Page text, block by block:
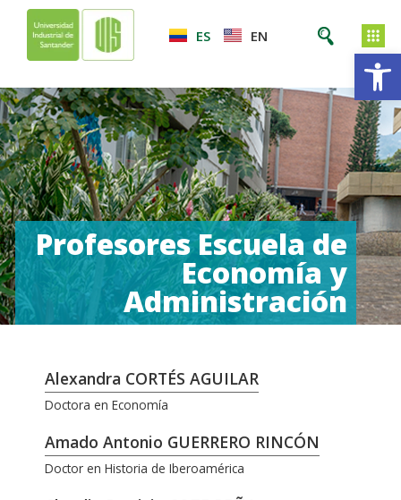
ES EN
Profesores Escuela de
Economía y
Administración
Alexandra CORTÉS AGUILAR
Doctora en Economía
Amado Antonio GUERRERO RINCÓN
Doctor en Historia de Iberoamérica